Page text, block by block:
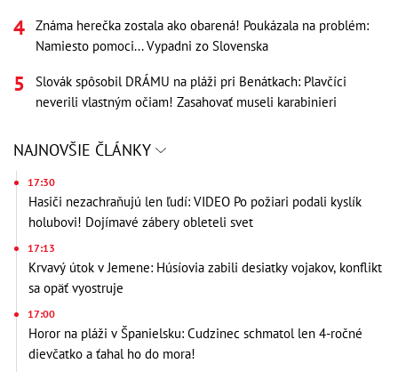
Známa herečka zostala ako obarená! Poukázala na problém:
Namiesto pomoci... Vypadni zo Slovenska
Slovák spôsobil DRÁMU na pláži pri Benátkach: Plavčíci
neverili vlastným očiam! Zasahovať museli karabinieri
NAJNOVŠIE ČLÁNKY
17:30
Hasiči nezachraňujú len ľudí: VIDEO Po požiari podali kyslík
holubovi! Dojímavé zábery obleteli svet
17:13
Krvavý útok v Jemene: Húsíovia zabili desiatky vojakov, konflikt
sa opäť vyostruje
17:00
Horor na pláži v Španielsku: Cudzinec schmatol len 4-ročné
dievčatko a ťahal ho do mora!